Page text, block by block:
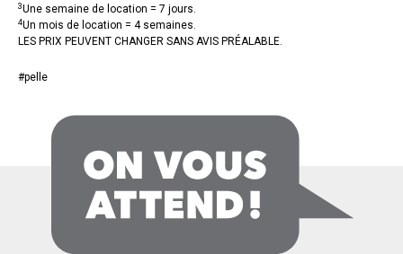
3Une semaine de location = 7 jours.
4Un mois de location = 4 semaines.
LES PRIX PEUVENT CHANGER SANS AVIS PRÉALABLE.
#pelle